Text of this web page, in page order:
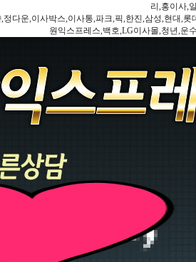
리,홍이사,
다운,이사박스,이사통,파크,픽,한진,삼성,현대,
원익스프레스,백호,LG이사몰,청년,운